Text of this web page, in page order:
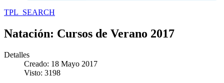
TPL_SEARCH
Natación: Cursos de Verano 2017
Detalles
Creado: 18 Mayo 2017
Visto: 3198